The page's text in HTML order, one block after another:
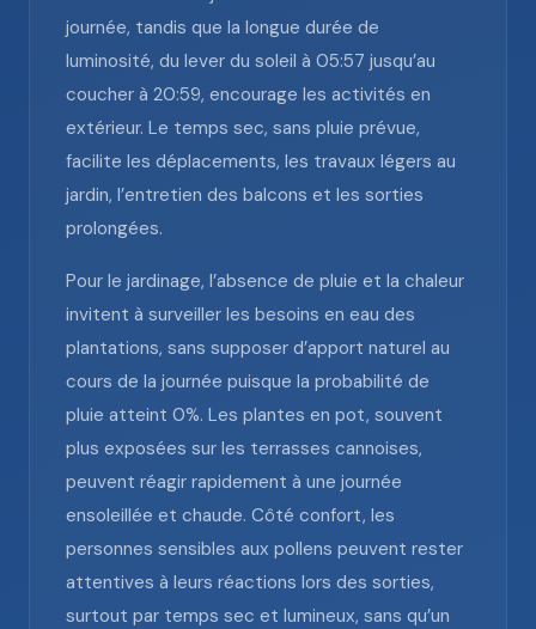
journée, tandis que la longue durée de
luminosité, du lever du soleil à 05:57 jusqu’au
coucher à 20:59, encourage les activités en
extérieur. Le temps sec, sans pluie prévue,
facilite les déplacements, les travaux légers au
jardin, l’entretien des balcons et les sorties
prolongées.
Pour le jardinage, l’absence de pluie et la chaleur
invitent à surveiller les besoins en eau des
plantations, sans supposer d’apport naturel au
cours de la journée puisque la probabilité de
pluie atteint 0%. Les plantes en pot, souvent
plus exposées sur les terrasses cannoises,
peuvent réagir rapidement à une journée
ensoleillée et chaude. Côté confort, les
personnes sensibles aux pollens peuvent rester
attentives à leurs réactions lors des sorties,
surtout par temps sec et lumineux, sans qu’un